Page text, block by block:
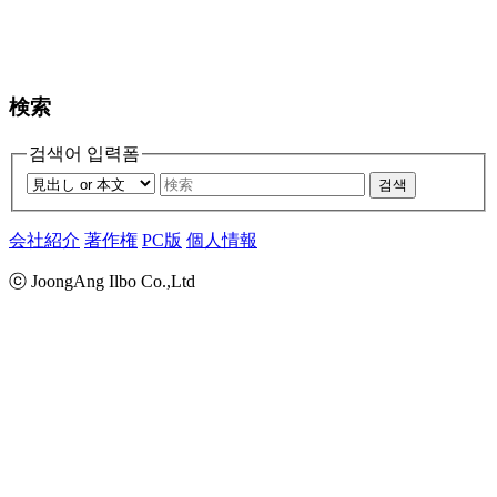
検索
검색어 입력폼
검색
会社紹介 著作権 PC版 個人情報
ⓒ JoongAng Ilbo Co.,Ltd